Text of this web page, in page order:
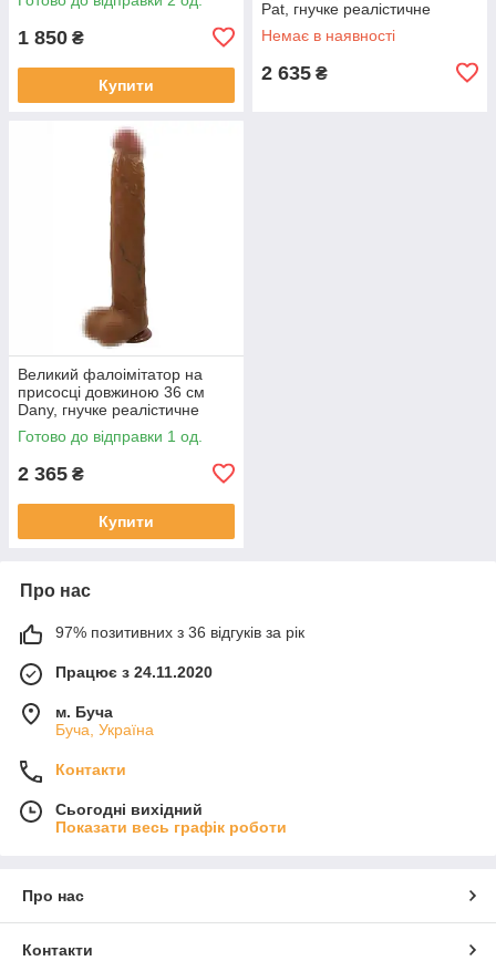
1 850 ₴
Купити
Pat, гнучке реалістичне
дилдо з ТПЕ, діаметр 6 см
Немає в наявності
2 635 ₴
Великий фалоімітатор на
присосці довжиною 36 см
Dany, гнучке реалістичне
дилдо з ТПЕ, діаметр 5,6 см
Готово до відправки 1 од.
2 365 ₴
Купити
Про нас
97% позитивних з 36 відгуків за рік
Працює з 24.11.2020
м. Буча
Буча, Україна
Контакти
Сьогодні вихідний
Показати весь графік роботи
Про нас
Контакти